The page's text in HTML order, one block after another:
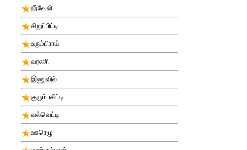
நீர்வேலி
சிறுப்பிட்டி
உரும்பிராய்
வரணி
இணுவில்
குரும்பசிட்டி
வல்வெட்டி
ஊரெழு